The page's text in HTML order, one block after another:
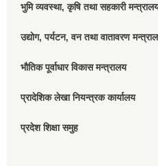
भुमि व्यवस्था, कृषि तथा सहकारी
उद्योग, पर्यटन, वन तथा वातावरण
भौतिक पूर्वाधार विकास मन्त्रालय
प्रादेशिक लेखा नियन्त्रक कार्यालय
प्रदेश शिक्षा समुह